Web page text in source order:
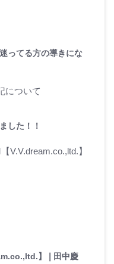
ってる方の導きにな
について
した！！
V.V.dream.co.,ltd.】
】❘田中慶